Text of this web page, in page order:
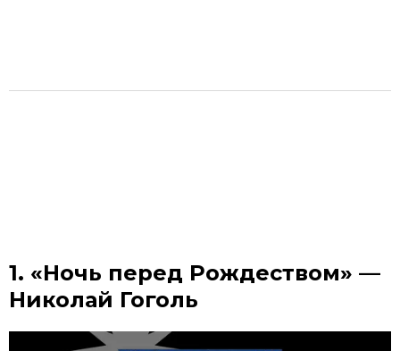
1. «Ночь перед Рождеством» —
Николай Гоголь